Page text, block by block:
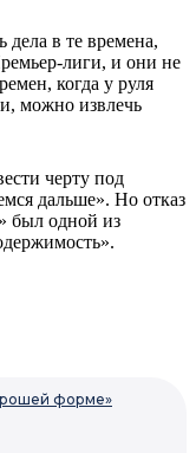
дела в те времена,
лиги, и они не
когда у руля
можно извлечь
черту под
дальше». Но отказ
был одной из
форме»